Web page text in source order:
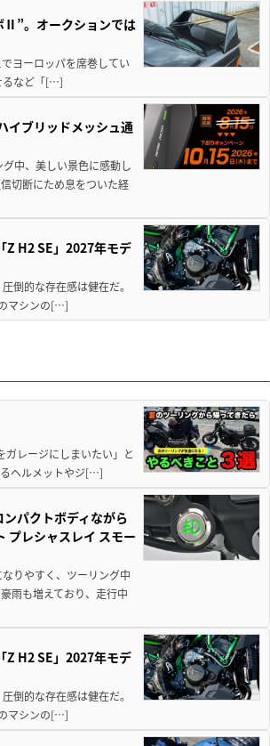
Ⅱ”。オークションでは
ヨーロッパを席巻してい
るなど「[…]
イブリッドメッシュ通
中、美しい景色に感動し
切断にため息をついた経
Z H2 SE」2027年モデ
倒的な存在感は健在だ。
マシンの[…]
レージにしまいたい」と
ヘルメットやジ[…]
パクトボディながら
プレシャスレイ スモー
りやすく、ツーリング中
雨も増えており、走行中
Z H2 SE」2027年モデ
倒的な存在感は健在だ。
マシンの[…]